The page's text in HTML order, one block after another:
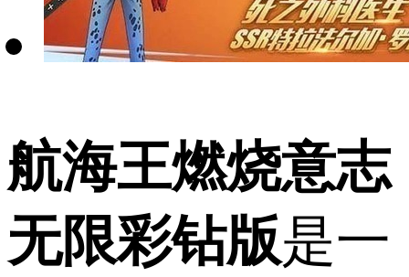
航海王燃烧意志
无限彩钻版是一